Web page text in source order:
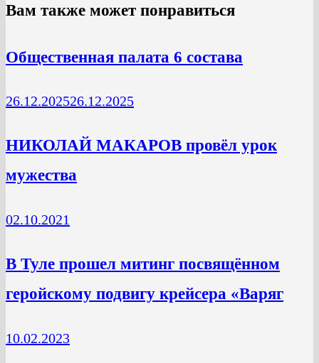
Вам также может понравиться
Общественная палата 6 состава
26.12.202526.12.2025
НИКОЛАЙ МАКАРОВ провёл урок
мужества
02.10.2021
В Туле прошел митинг посвящённом
геройскому подвигу крейсера «Варяг
10.02.2023